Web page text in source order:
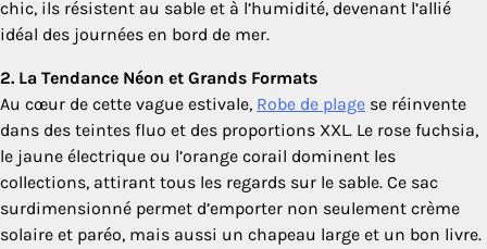
chic, ils résistent au sable et à l’humidité, devenant l’allié
idéal des journées en bord de mer.
2. La Tendance Néon et Grands Formats
Au cœur de cette vague estivale, Robe de plage se réinvente
dans des teintes fluo et des proportions XXL. Le rose fuchsia,
le jaune électrique ou l’orange corail dominent les
collections, attirant tous les regards sur le sable. Ce sac
surdimensionné permet d’emporter non seulement crème
solaire et paréo, mais aussi un chapeau large et un bon livre.